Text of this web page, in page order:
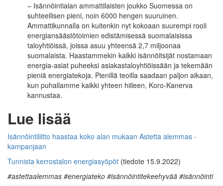
– Isännöintialan ammattilaisten joukko Suomessa on
suhteellisen pieni, noin 6000 hengen suuruinen.
Ammattikunnalla on kuitenkin nyt kokoaan suurempi rooli
energiansäästötoimien edistämisessä suomalaisissa
taloyhtiöissä, joissa asuu yhteensä 2,7 miljoonaa
suomalaista. Haastammekin kaikki isännöitsijät nostamaan
energia-asiat puheeksi asiakastaloyhtiöissään ja tekemään
pieniä energiatekoja. Pienillä teoilla saadaan paljon aikaan,
kun puhallamme kaikki yhteen hiileen, Koro-Kanerva
kannustaa.
Lue lisää
Isännöintiliitto haastaa koko alan mukaan Astetta alemmas -
kampanjaan
Tunnista kerrostalon energiasyöpöt (tiedote 15.9.2022)
#astettaalemmas #energiateko #isännöintitekeehyvää #isännöinti